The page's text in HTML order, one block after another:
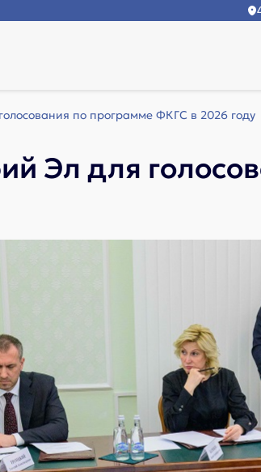
по программе ФКГС в 2026 году
Эл для